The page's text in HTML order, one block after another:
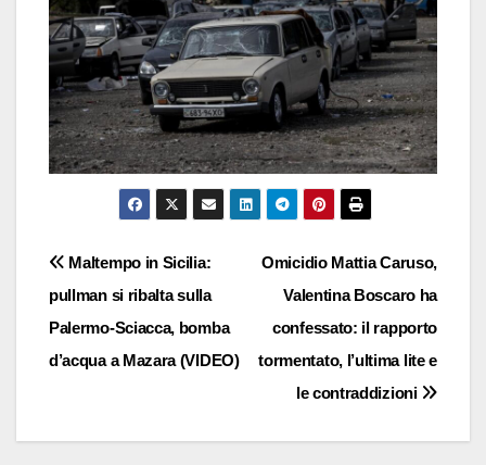
Navigazione
articoli
Omicidio Mattia Caruso,
Valentina Boscaro ha
confessato: il rapporto
tormentato, l’ultima lite e
le contraddizioni
Maltempo in Sicilia:
pullman si ribalta sulla
Palermo-Sciacca, bomba
d’acqua a Mazara (VIDEO)